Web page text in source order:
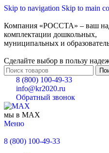
Skip to navigation Skip to main
Компания «РОССТА» – ваш
комплектации дошкольных,
муниципальных и
Сделайте выбор в пользу
8 (800) 100-49-33
info@kr2020.ru
Обратный звонок
мы в MAX
Меню
8 (800) 100-49-33